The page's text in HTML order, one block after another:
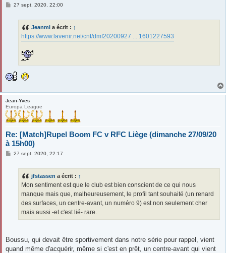
M27 sept. 2020, 22:00
Jeanmi a écrit : ↑
https://www.lavenir.net/cnt/dmf20200927 ... 1601227593
Jean-Yves
Europa League
Re: [Match]Rupel Boom FC v RFC Liège (dimanche 27/09/20
à 15h00)
M27 sept. 2020, 22:17
jfstassen a écrit : ↑
Mon sentiment est que le club est bien conscient de ce qui nous
manque mais que, malheureusement, le profil tant souhaité (un renard
des surfaces, un centre-avant, un numéro 9) est non seulement cher
mais aussi -et c'est lié- rare.
Boussu, qui devait être sportivement dans notre série pour rappel, vient
quand même d'acquérir, même si c'est en prêt, un centre-avant qui vient